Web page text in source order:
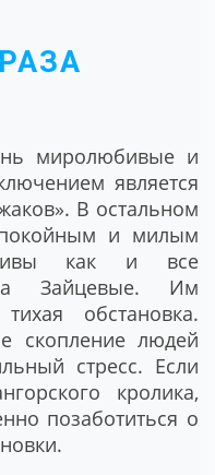
миролюбивые и
является
В остальном
и милым
как и все
Зайцевые. Им
обстановка.
скопление людей
стресс. Если
кролика,
позаботиться о